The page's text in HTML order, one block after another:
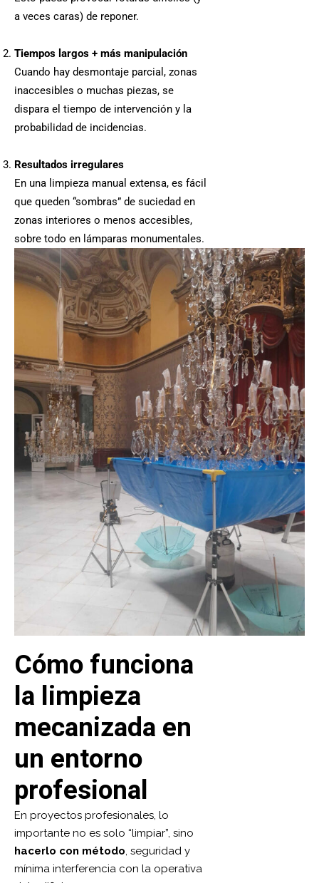
a veces caras) de reponer.
Tiempos largos + más manipulación
Cuando hay desmontaje parcial, zonas
inaccesibles o muchas piezas, se
dispara el tiempo de intervención y la
probabilidad de incidencias.
Resultados irregulares
En una limpieza manual extensa, es fácil
que queden “sombras” de suciedad en
zonas interiores o menos accesibles,
sobre todo en lámparas monumentales.
Cómo funciona
la limpieza
mecanizada en
un entorno
profesional
En proyectos profesionales, lo
importante no es solo “limpiar”, sino
hacerlo con método, seguridad y
mínima interferencia con la operativa